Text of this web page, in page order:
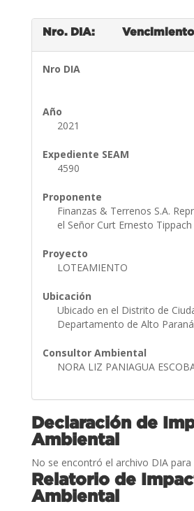
Nro. DIA:
Nro DIA
Año
2021
Expediente SEAM
4590
Proponente
Finanzas & Terrenos S.A.
el Señor Curt Ernesto
Proyecto
LOTEAMIENTO
Ubicación
Ubicado en el Distrito de
Departamento de Alto
Consultor Ambiental
NORA LIZ PANIAGUA
Declaración de
Ambiental
No se encontró el archivo DIA para
Relatorio de
Ambiental